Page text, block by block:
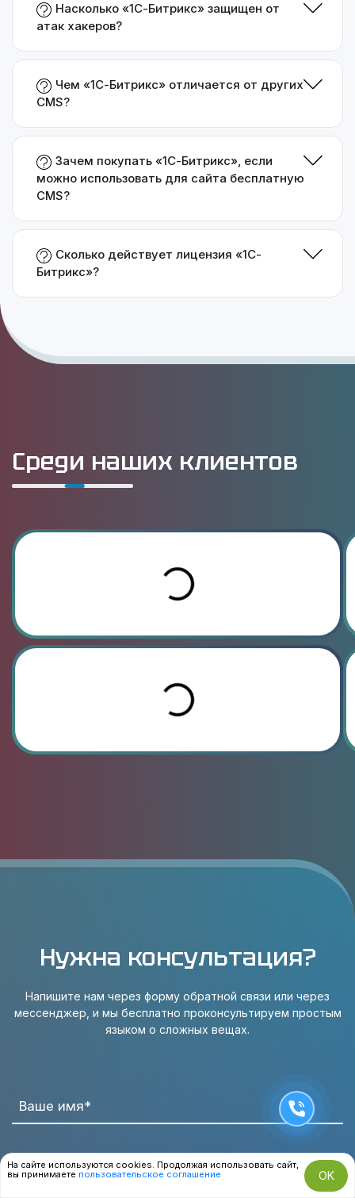
Насколько «1С-Битрикс» защищен от
атак хакеров?
Чем «1С-Битрикс» отличается от других
CMS?
Зачем покупать «1С-Битрикс», если
можно использовать для сайта бесплатную
CMS?
Сколько действует лицензия «1С-
Битрикс»?
Среди наших клиентов
Нужна консультация?
Напишите нам через форму обратной связи или через
мессенджер, и мы бесплатно проконсультируем простым
языком о сложных вещах.
Ваше имя*
Телефон* Эл.почта
На сайте используются cookies. Продолжая использовать сайт,
вы принимаете пользовательское соглашение OK